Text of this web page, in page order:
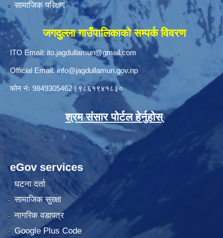
सामाजिक परिक्षण
जगदुल्ला गाउँपालिकाको सम्पर्क विवरण
ITO Email: ito.jagdullamun@gmail.com
Official Email:info@jagdullamun.gov.np
फोन नंः 9849305462| ९८६१९४१८३०
श्रम संसार पोर्टल हेर्नुहोस्
eGov services
घटना दर्ता
सामाजिक सुरक्षा
नागरिक वडापत्र
Google Plus Code